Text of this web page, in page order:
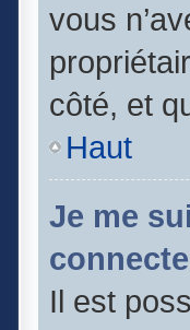
vous
côté, et
Haut
Je me
Il est